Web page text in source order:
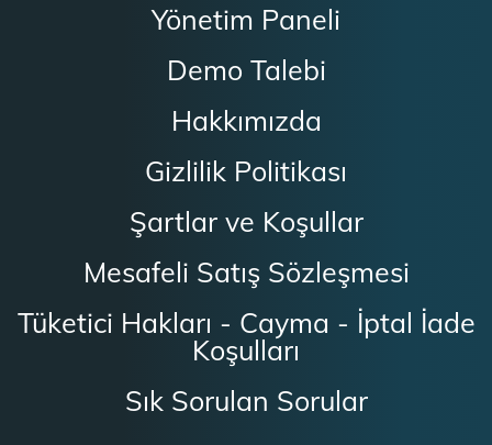
Yönetim Paneli
Demo Talebi
Hakkımızda
Gizlilik Politikası
Şartlar ve Koşullar
Mesafeli Satış Sözleşmesi
Tüketici Hakları - Cayma - İptal İade
Koşulları
Sık Sorulan Sorular